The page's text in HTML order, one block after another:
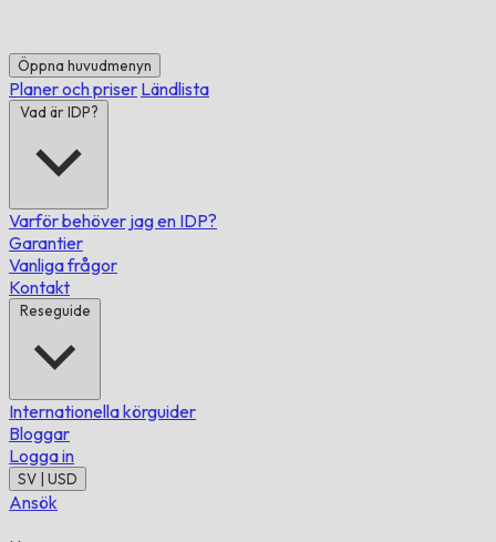
Öppna huvudmenyn
Planer och priser Ländlista
Vad är IDP?
Varför behöver jag en IDP?
Garantier
Vanliga frågor
Kontakt
Reseguide
Internationella körguider
Bloggar
Logga in
SV | USD
Ansök